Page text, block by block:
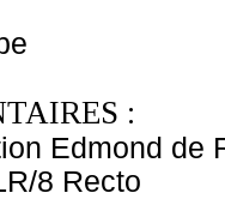
:
Edmond de
8 Recto